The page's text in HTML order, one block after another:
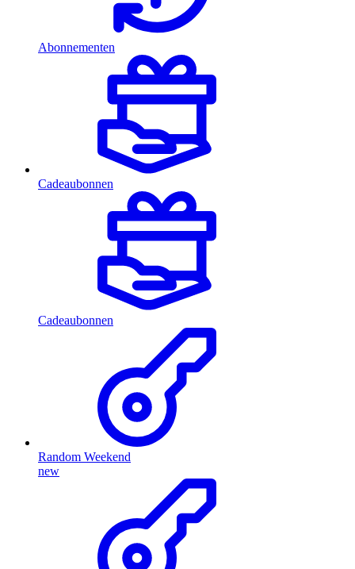
Abonnementen
Cadeaubonnen
Cadeaubonnen
Random Weekend
new